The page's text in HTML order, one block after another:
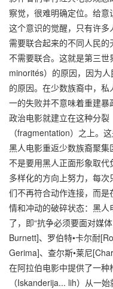
察觉，很难明确定位。给意
这个意识的觉醒，只有许
需要联合起来的不同人民
不需要联合。这就是第三
minorités）的原因，因为
的原因。在少数族裔中，
一的失败并不意味着重建
政治电影就建立在这种分
（fragmentation）之上。
黑人电影重返少数族裔聚
不是要用黑人正面形象取
多样化的方向上努力，每
们不再符合动作连接，而
情和冲动的破碎状态：黑
了，即“抗争必须要面对媒
Burnett]、罗伯特•卡尔耐
Gerima]、查尔斯•莱尼
在阿拉伯电影中提供了一种
（Iskanderija... lih）从一